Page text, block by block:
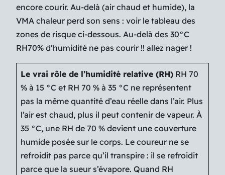
encore courir. Au-delà (air chaud et humide), la
VMA chaleur perd son sens : voir le tableau des
zones de risque ci-dessous. Au-delà des 30°C
RH70% d’humidité ne pas courir !! allez nager !
Le vrai rôle de l’humidité relative (RH) RH 70
% à 15 °C et RH 70 % à 35 °C ne représentent
pas la même quantité d’eau réelle dans l’air. Plus
l’air est chaud, plus il peut contenir de vapeur. À
35 °C, une RH de 70 % devient une couverture
humide posée sur le corps. Le coureur ne se
refroidit pas parce qu’il transpire : il se refroidit
parce que la sueur s’évapore. Quand RH